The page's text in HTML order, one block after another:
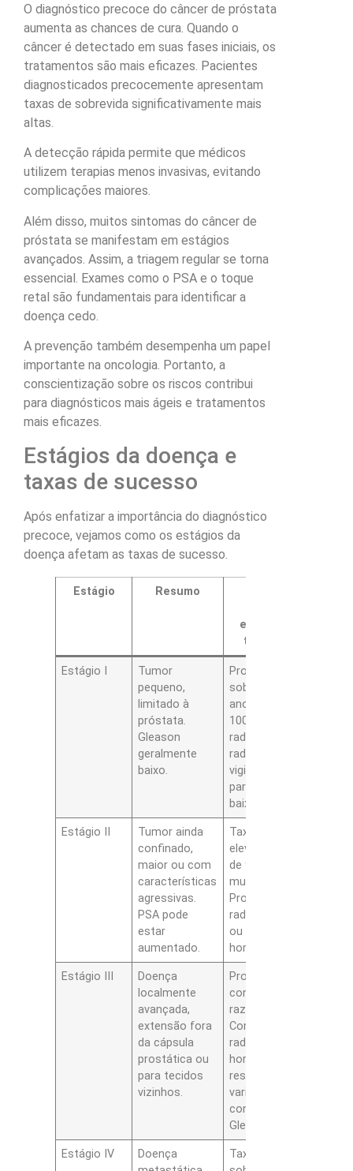
O diagnóstico precoce do câncer de próstata
aumenta as chances de cura. Quando o
câncer é detectado em suas fases iniciais, os
tratamentos são mais eficazes. Pacientes
diagnosticados precocemente apresentam
taxas de sobrevida significativamente mais
altas.
A detecção rápida permite que médicos
utilizem terapias menos invasivas, evitando
complicações maiores.
Além disso, muitos sintomas do câncer de
próstata se manifestam em estágios
avançados. Assim, a triagem regular se torna
essencial. Exames como o PSA e o toque
retal são fundamentais para identificar a
doença cedo.
A prevenção também desempenha um papel
importante na oncologia. Portanto, a
conscientização sobre os riscos contribui
para diagnósticos mais ágeis e tratamentos
mais eficazes.
Estágios da doença e
taxas de sucesso
Após enfatizar a importância do diagnóstico
precoce, vejamos como os estágios da
doença afetam as taxas de sucesso.
Estágio Resumo
exemplos de
tratamento
Estágio I
Tumor
pequeno,
limitado à
próstata.
Gleason
geralmente
baixo.
Probabilidade de
sobrevida em 5
anos, quase
100%. Cirurgia
radical e
radioterapia,
vigilância ativa
para casos de
baixo risco.
Estágio II
Tumor ainda
confinado,
maior ou com
características
agressivas.
PSA pode
estar
aumentado.
Taxa de cura
elevada, acima
de 90% em
muitos centros.
Prostatectomia,
radioterapia com
ou sem
hormonioterapia.
Estágio III
Doença
localmente
avançada,
extensão fora
da cápsula
prostática ou
para tecidos
vizinhos.
Probabilidade de
controle local
razoável.
Combinação de
radioterapia e
hormonioterapia,
resultados
variam
conforme
Gleason e PSA.
Estágio IV
Doença
Taxa de